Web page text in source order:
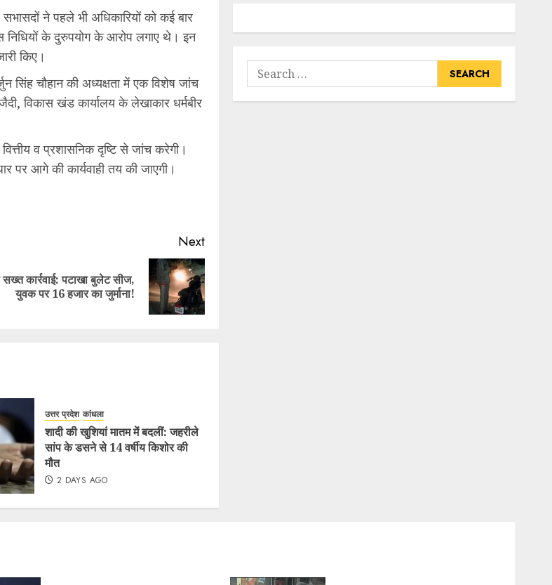
ने पहले भी अधिकारियों को कई बार
निधियों के दुरुपयोग के आरोप लगाए थे। इन
किए।
सिंह चौहान की अध्यक्षता में एक विशेष जांच
विकास खंड कार्यालय के लेखाकार धर्मबीर
व प्रशासनिक दृष्टि से जांच करेगी।
पर आगे की कार्यवाही तय की जाएगी।
Next
कार्रवाई: पटाखा बुलेट सीज,
युवक पर 16 हजार का जुर्माना!
उत्तर प्रदेश कांधला
शादी की खुशियां मातम में बदलीं: जहरीले
सांप के डसने से 14 वर्षीय किशोर की
मौत
2 DAYS AGO